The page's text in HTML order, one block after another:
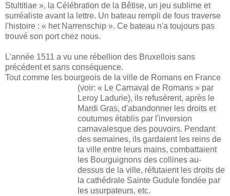
Stultitiae », la Célébration de la Bêtise, un jeu sublime et
surréaliste avant la lettre. Un bateau rempli de fous traverse
l'histoire : « het Narrenschip ». Ce bateau n'a toujours pas
trouvé son port chez nous.
L'année 1511 a vu une rébellion des Bruxellois sans
précédent et sans conséquence.
Tout comme les bourgeois de la ville de Romans en France
(voir: « Le Carnaval de Romans » par
Leroy Ladurie), ils refusèrent, après le
Mardi Gras, d'abandonner les droits et
coutumes établis par l'inversion
carnavalesque des pouvoirs. Pendant
des semaines, ils gardaient les reins de
la ville entre leurs mains, combattaient
les Bourguignons des collines au-
dessus de la ville, réfutaient les droits de
la cathédrale Sainte Gudule fondée par
les usurpateurs, etc.